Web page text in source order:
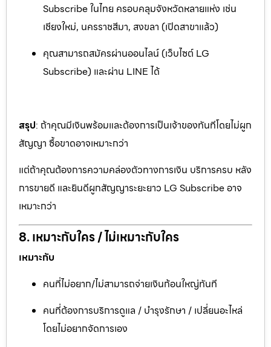
Subscribe ในไทย ครอบคลุมจังหวัดหลายแห่ง เช่น
เชียงใหม่, นครราชสีมา, สงขลา (เปิดสาขาแล้ว)
คุณสามารถสมัครผ่านออนไลน์ (เว็บไซต์ LG
Subscribe) และผ่าน LINE ได้
สรุป: ถ้าคุณมีเงินพร้อมและต้องการเป็นเจ้าของทันทีโดยไม่ผูก
สัญญา ซื้อขาดอาจเหมาะกว่า
แต่ถ้าคุณต้องการความคล่องตัวทางการเงิน บริการครบ หลัง
การขายดี และยินดีผูกสัญญาระยะยาว LG Subscribe อาจ
เหมาะกว่า
8. เหมาะกับใคร / ไม่เหมาะกับใคร
เหมาะกับ
คนที่ไม่อยาก/ไม่สามารถจ่ายเงินก้อนใหญ่ทันที
คนที่ต้องการบริการดูแล / บำรุงรักษา / เปลี่ยนอะไหล่
โดยไม่อยากจัดการเอง